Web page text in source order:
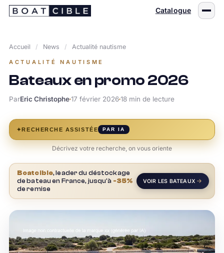
Passer
Catalogue
Accueil / News / Actualité nautisme
ACTUALITÉ NAUTISME
Bateaux en promo 2026
ParEric Christophe17 février 202618 min de lecture
✦RECHERCHE ASSISTÉE PAR IA
Décrivez votre recherche, on vous oriente
Boatcible, leader du déstockage
de bateau en France, jusqu'à -35%
de remise
VOIR LES BATEAUX